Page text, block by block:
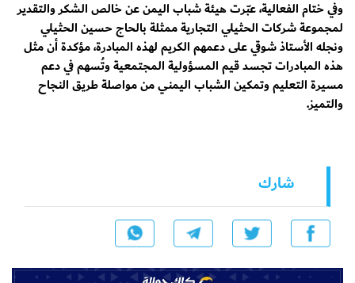
وفي ختام الفعالية، عبّرت هيئة شباب اليمن عن خالص الشكر والتقدير
لمجموعة شركات الحثيلي التجارية ممثلة بالحاج حسين الحثيلي
ونجله الأستاذ شوقي على دعمهم الكريم لهذه المبادرة، مؤكدة أن مثل
هذه المبادرات تجسد قيم المسؤولية المجتمعية وتُسهم في دعم
مسيرة التعليم وتمكين الشباب اليمني من مواصلة طريق النجاح
والتميز.
شارك